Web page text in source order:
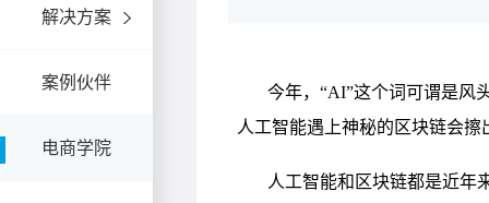
解决方案
案例伙伴
电商学院